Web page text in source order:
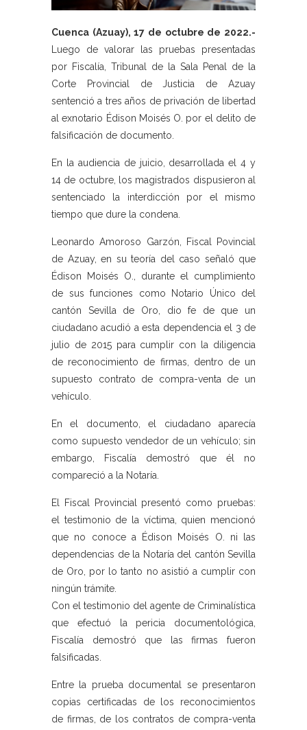
Cuenca (Azuay), 17 de octubre de 2022.-
Luego de valorar las pruebas presentadas
por Fiscalía, Tribunal de la Sala Penal de la
Corte Provincial de Justicia de Azuay
sentenció a tres años de privación de libertad
al exnotario Édison Moisés O. por el delito de
falsificación de documento.
En la audiencia de juicio, desarrollada el 4 y
14 de octubre, los magistrados dispusieron al
sentenciado la interdicción por el mismo
tiempo que dure la condena.
Leonardo Amoroso Garzón, Fiscal Povincial
de Azuay, en su teoría del caso señaló que
Édison Moisés O., durante el cumplimiento
de sus funciones como Notario Único del
cantón Sevilla de Oro, dio fe de que un
ciudadano acudió a esta dependencia el 3 de
julio de 2015 para cumplir con la diligencia
de reconocimiento de firmas, dentro de un
supuesto contrato de compra-venta de un
vehículo.
En el documento, el ciudadano aparecía
como supuesto vendedor de un vehículo; sin
embargo, Fiscalía demostró que él no
compareció a la Notaría.
El Fiscal Provincial presentó como pruebas:
el testimonio de la víctima, quien mencionó
que no conoce a Édison Moisés O. ni las
dependencias de la Notaría del cantón Sevilla
de Oro, por lo tanto no asistió a cumplir con
ningún trámite.
Con el testimonio del agente de Criminalística
que efectuó la pericia documentológica,
Fiscalía demostró que las firmas fueron
falsificadas.
Entre la prueba documental se presentaron
copias certificadas de los reconocimientos
de firmas, de los contratos de compra-venta